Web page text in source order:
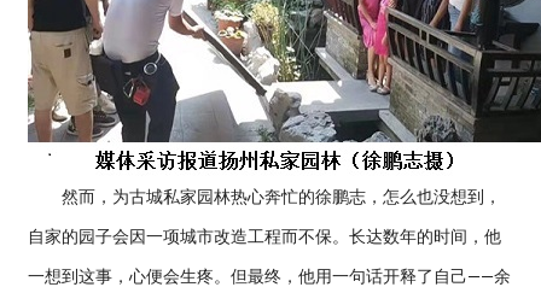
然而，为古城私家园林热心奔忙的徐鹏志，怎么也没想到，
自家的园子会因一项城市改造工程而不保。长达数年的时间，他
一想到这事，心便会生疼。但最终，他用一句话开释了自己——余